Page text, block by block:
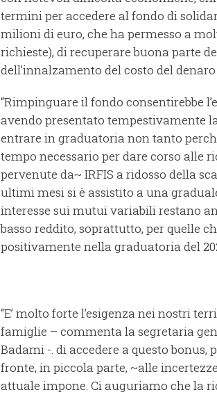
termini per accedere al fondo di
milioni di euro, che ha permesso a
richieste), di recuperare buona parte
dell’innalzamento del costo del
“Rimpinguare il fondo consentirebbe
avendo presentato tempestivamente
entrare in graduatoria non tanto
tempo necessario per dare corso alle
pervenute da~ IRFIS a ridosso della
ultimi mesi si è assistito a una
interesse sui mutui variabili restano
basso reddito, soprattutto, per quelle
positivamente nella graduatoria del
“E’ molto forte l’esigenza nei nostri
famiglie – commenta la segretaria
Badami -. di accedere a questo
fronte, in piccola parte, ~alle
attuale impone. Ci auguriamo che la